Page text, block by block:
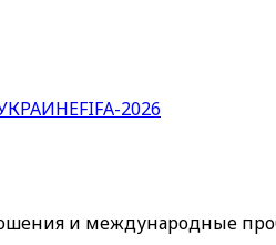
FIFA-2026
и международные